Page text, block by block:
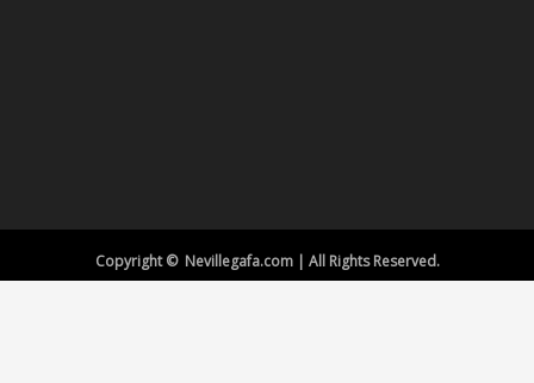
Copyright © Nevillegafa.com | All Rights Reserved.